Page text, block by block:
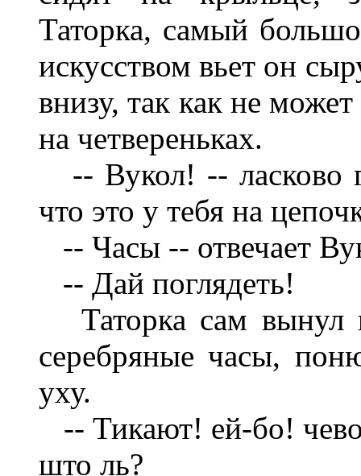
Таторка, самый
искусством вьет он
внизу, так как не
на четвереньках.
-- Вукол! -- ласково
что это у тебя на
-- Часы -- отвечает
-- Дай поглядеть!
Таторка сам вынул
серебряные часы,
уху.
-- Тикают! ей-бо!
што ль?